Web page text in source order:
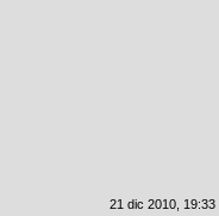
21 dic 2010, 19:33